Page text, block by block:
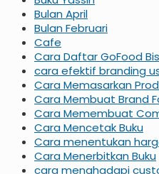
Bulan April
Bulan Februari
Cafe
Cara Daftar GoFood
cara efektif branding
Cara Memasarkan
Cara Membuat Brand
Cara Memembuat
Cara Mencetak Buku
Cara menentukan
Cara Menerbitkan Buku
cara menghadapi